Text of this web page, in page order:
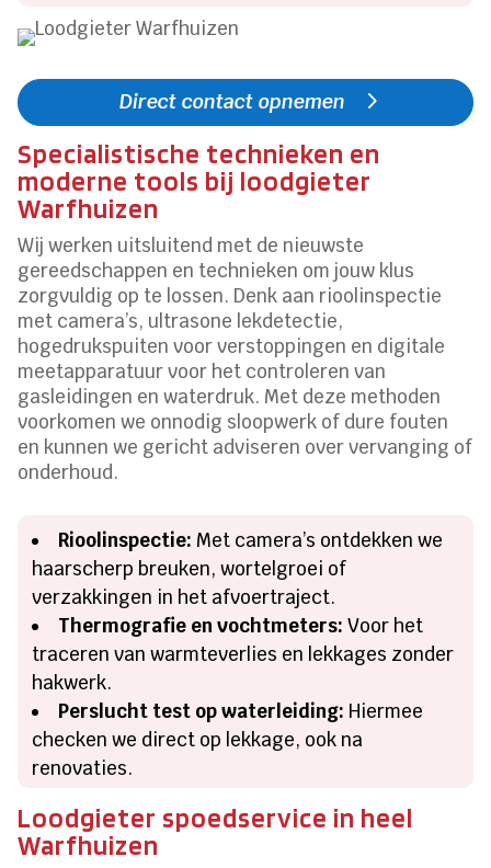
Direct contact opnemen
Specialistische technieken en
moderne tools bij loodgieter
Warfhuizen
Wij werken uitsluitend met de nieuwste
gereedschappen en technieken om jouw klus
zorgvuldig op te lossen. Denk aan rioolinspectie
met camera’s, ultrasone lekdetectie,
hogedrukspuiten voor verstoppingen en digitale
meetapparatuur voor het controleren van
gasleidingen en waterdruk. Met deze methoden
voorkomen we onnodig sloopwerk of dure fouten
en kunnen we gericht adviseren over vervanging of
onderhoud.
Rioolinspectie: Met camera’s ontdekken we
haarscherp breuken, wortelgroei of
verzakkingen in het afvoertraject.
Thermografie en vochtmeters: Voor het
traceren van warmteverlies en lekkages zonder
hakwerk.
Perslucht test op waterleiding: Hiermee
checken we direct op lekkage, ook na
renovaties.
Loodgieter spoedservice in heel
Warfhuizen